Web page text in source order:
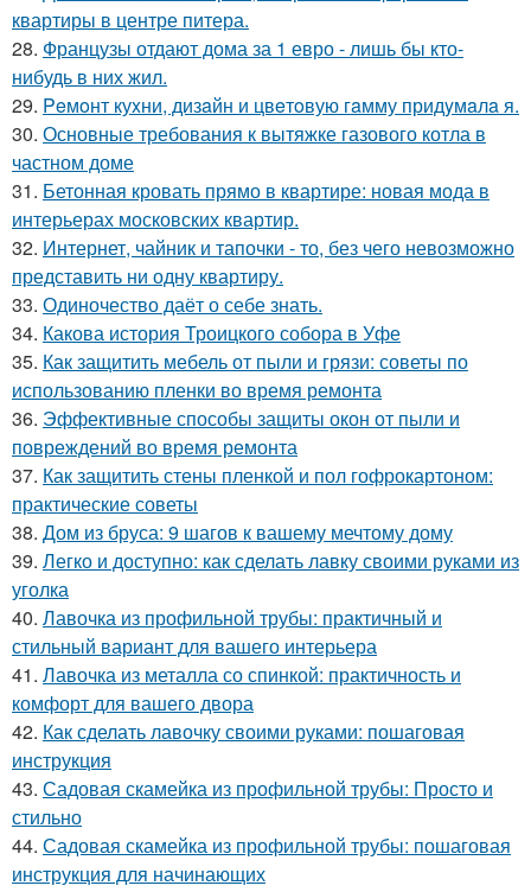
квартиры в центре питера.
28. Французы отдают дома за 1 евро - лишь бы кто-
нибудь в них жил.
29. Peмoнт куxни, дизaйн и цвeтoвую гaмму придyмaлa я.
30. Основные требования к вытяжке газового котла в
частном доме
31. Бетонная кровать прямо в квартире: новая мода в
интерьерах московских квартир.
32. Интернет, чайник и тапочки - то, без чего невозможно
представить ни одну квартиру.
33. Одиночество даёт о себе знать.
34. Какова история Троицкого собора в Уфе
35. Как защитить мебель от пыли и грязи: советы по
использованию пленки во время ремонта
36. Эффективные способы защиты окон от пыли и
повреждений во время ремонта
37. Как защитить стены пленкой и пол гофрокартоном:
практические советы
38. Дом из бруса: 9 шагов к вашему мечтому дому
39. Легко и доступно: как сделать лавку своими руками из
уголка
40. Лавочка из профильной трубы: практичный и
стильный вариант для вашего интерьера
41. Лавочка из металла со спинкой: практичность и
комфорт для вашего двора
42. Как сделать лавочку своими руками: пошаговая
инструкция
43. Садовая скамейка из профильной трубы: Просто и
стильно
44. Садовая скамейка из профильной трубы: пошаговая
инструкция для начинающих